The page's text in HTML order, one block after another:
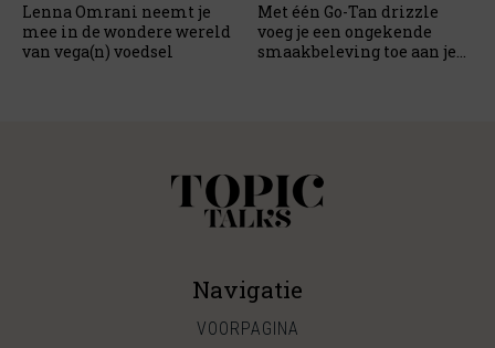
Lenna Omrani neemt je
mee in de wondere wereld
van vega(n) voedsel
Met één Go-Tan drizzle
voeg je een ongekende
smaakbeleving toe aan je
Navigatie
VOORPAGINA